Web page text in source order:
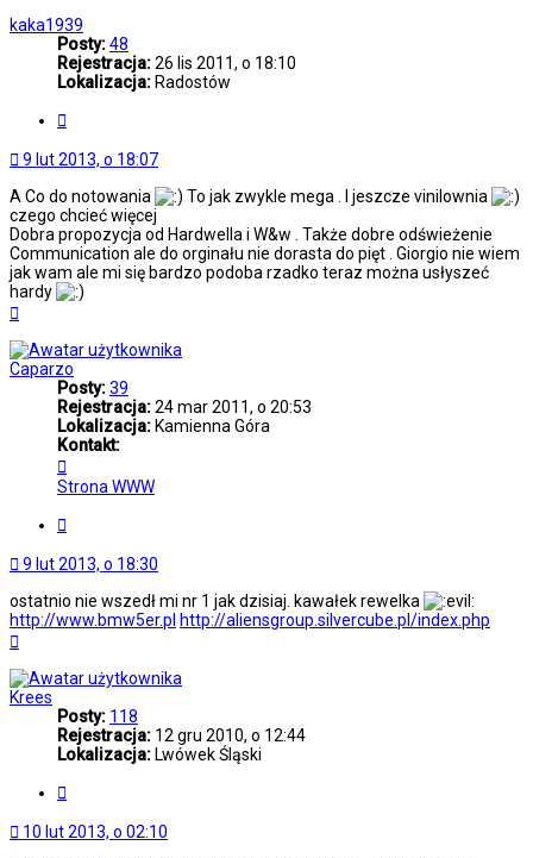
kaka1939
Posty:48
Rejestracja:26 lis 2011, o 18:10
Lokalizacja: Radostów
9 lut 2013, o 18:07
A Co do notowania
To jak zwykle mega . I jeszcze vinilownia
czego chcieć więcej
Dobra propozycja od Hardwella i W&w . Także dobre odświeżenie
Communication ale do orginału nie dorasta do pięt . Giorgio nie wiem
jak wam ale mi się bardzo podoba rzadko teraz można usłyszeć
hardy
Caparzo
Posty:39
Rejestracja:24 mar 2011, o 20:53
Lokalizacja: Kamienna Góra
Kontakt:
się
z
Strona WWW
9 lut 2013, o 18:30
ostatnio nie wszedł mi nr 1 jak dzisiaj. kawałek rewelka
http://www.bmw5er.pl http://aliensgroup.silvercube.pl/index.php
Krees
Posty: 118
Rejestracja: 12 gru 2010, o 12:44
Lokalizacja: Lwówek Śląski
10 lut 2013, o 02:10